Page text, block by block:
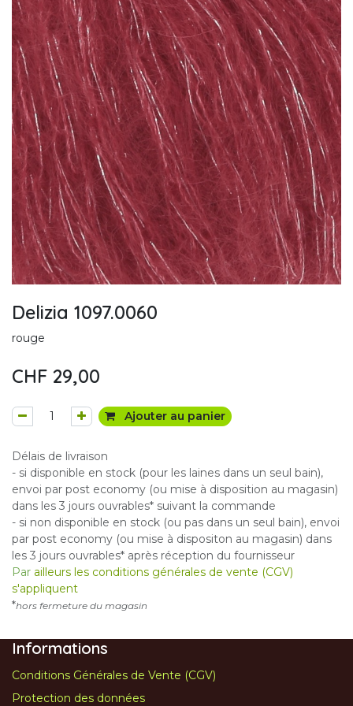
Delizia 1097.0060
rouge
CHF 29,00
Ajouter au panier
Délais de livraison
- si disponible en stock (pour les laines dans un seul bain),
envoi par post economy (ou mise à disposition au magasin)
dans les 3 jours ouvrables* suivant la commande
- si non disponible en stock (ou pas dans un seul bain), envoi
par post economy (ou mise à dispositon au magasin) dans
les 3 jours ouvrables* après réception du fournisseur
Par ailleurs les conditions générales de vente (CGV)
s'appliquent
*hors fermeture du magasin
Informations
Conditions Générales de Vente (CGV)
Protection des données